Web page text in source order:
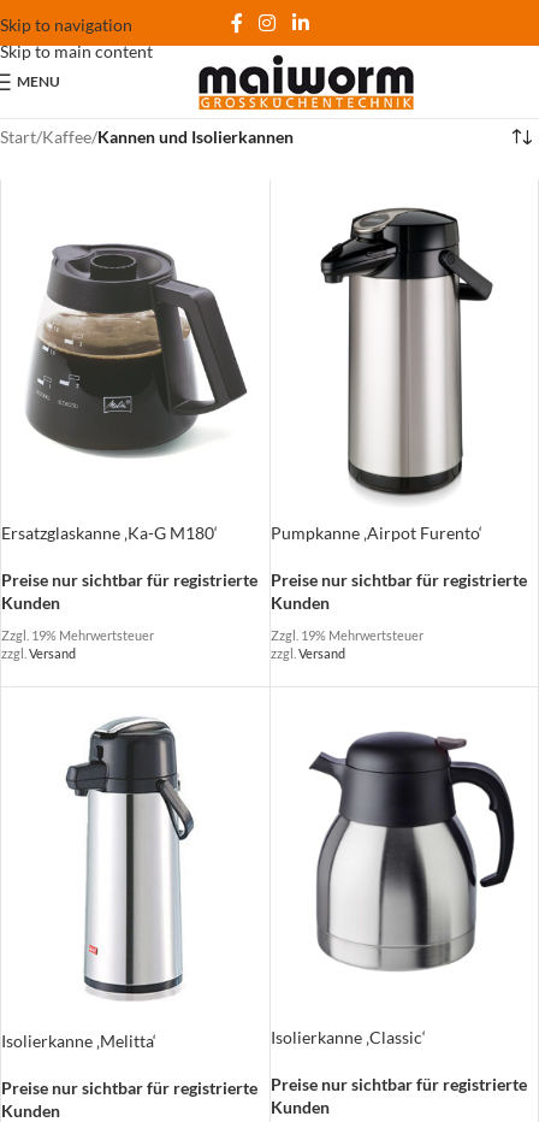
Skip to navigation
Skip to main content
MENU
Start/Kaffee/Kannen und Isolierkannen
Ersatzglaskanne ‚Ka-G M180‘
Preise nur sichtbar für registrierte
Kunden
Zzgl. 19% Mehrwertsteuer
zzgl. Versand
Pumpkanne ‚Airpot Furento‘
Preise nur sichtbar für registrierte
Kunden
Zzgl. 19% Mehrwertsteuer
zzgl. Versand
Isolierkanne ‚Melitta‘
Preise nur sichtbar für registrierte
Kunden
Isolierkanne ‚Classic‘
Preise nur sichtbar für registrierte
Kunden